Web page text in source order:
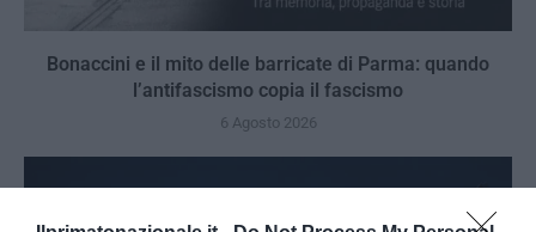
Bonaccini e il mito delle barricate di Parma: quando
l’antifascismo copia il fascismo
6 Agosto 2026